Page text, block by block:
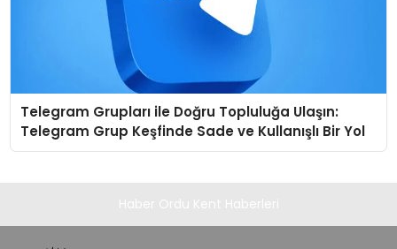
Telegram Grupları ile Doğru Topluluğa Ulaşın:
Telegram Grup Keşfinde Sade ve Kullanışlı Bir Yol